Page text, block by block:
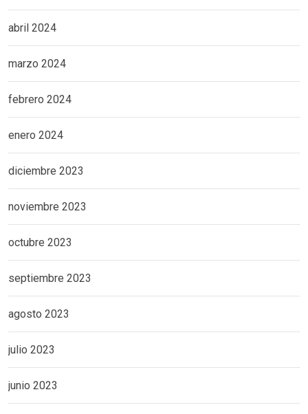
abril 2024
marzo 2024
febrero 2024
enero 2024
diciembre 2023
noviembre 2023
octubre 2023
septiembre 2023
agosto 2023
julio 2023
junio 2023